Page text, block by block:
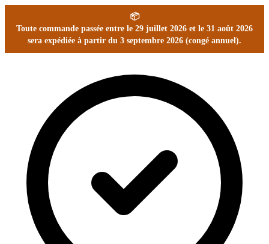
📦
Toute commande passée entre le 29 juillet 2026 et le 31 août 2026
sera expédiée à partir du 3 septembre 2026 (congé annuel).